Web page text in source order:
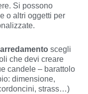
Si possono
o altri oggetti per
scegli
che devi creare
candele – barattolo
dimensione,
strass…)